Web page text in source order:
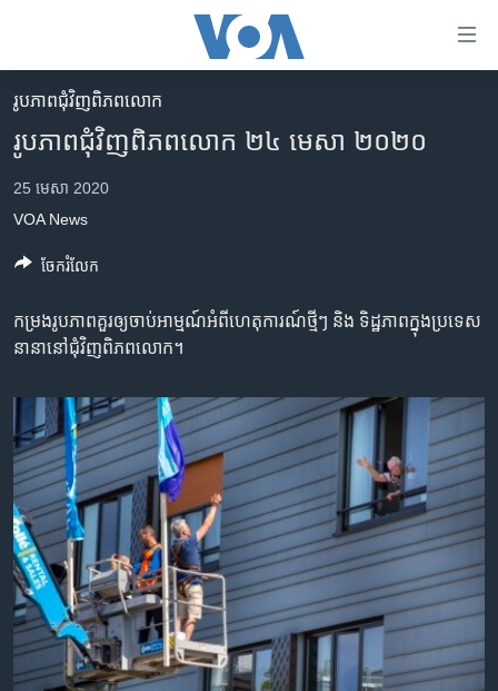
គេហទំព័រ​
រំលង​
និង​
ទំព័រ​
តែ​
ម្តង
និង​
ទៅ​
ទំព័រ​
រចនា
សម្ព័ន្ធ​
រំលង​
និង​
ចូល​
ទៅ​
កាន់​
កម្ពុជា
អន្តរជាតិ
អាមេរិក
ហេឡូវីអូអេ
កម្ពុជាច្នៃប្រតិដ្ឋ
ព្រឹត្តិការណ៍ព័ត៌មាន
ទូរទស្សន៍ / វីដេអូ​
វិទ្យុ / ផតខាសថ៍
កម្មវិធីទាំងអស់
Khmer English
បណ្តាញ​សង្គម
រូបភាព​ជុំ​វិញ​ពិភពលោក
រូបភាព​ជុំវិញ​ពិភពលោក ២៤ មេសា ២០២០
25 មេសា 2020
VOA News
កម្រង​រូប​ភាព​គួរ​ឲ្យ​ចាប់​អាម្មណ៍​អំពី​ហេតុការណ៍​ថ្មីៗ ​និង​ ទិដ្ឋភាព​ក្នុង​ប្រទេស​
នានា​នៅ​ជុំ​វិញ​ពិភព​លោក។
ចែករំលែក